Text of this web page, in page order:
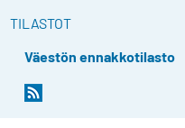
TILASTOT
Väestön ennakkotilasto